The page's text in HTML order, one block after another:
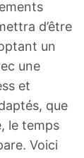
d’être
un
une
et
que
le temps
Voici